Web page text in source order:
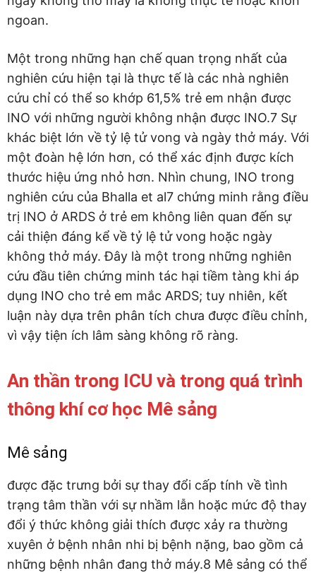
ngoan.
Một trong những hạn chế quan trọng nhất của
nghiên cứu hiện tại là thực tế là các nhà nghiên
cứu chỉ có thể so khớp 61,5% trẻ em nhận được
INO với những người không nhận được INO.7 Sự
khác biệt lớn về tỷ lệ tử vong và ngày thở máy. Với
một đoàn hệ lớn hơn, có thể xác định được kích
thước hiệu ứng nhỏ hơn. Nhìn chung, INO trong
nghiên cứu của Bhalla et al7 chứng minh rằng điều
trị INO ở ARDS ở trẻ em không liên quan đến sự
cải thiện đáng kể về tỷ lệ tử vong hoặc ngày
không thở máy. Đây là một trong những nghiên
cứu đầu tiên chứng minh tác hại tiềm tàng khi áp
dụng INO cho trẻ em mắc ARDS; tuy nhiên, kết
luận này dựa trên phân tích chưa được điều chỉnh,
vì vậy tiện ích lâm sàng không rõ ràng.
An thần trong ICU và trong quá trình
thông khí cơ học Mê sảng
Mê sảng
được đặc trưng bởi sự thay đổi cấp tính về tình
trạng tâm thần với sự nhầm lẫn hoặc mức độ thay
đổi ý thức không giải thích được xảy ra thường
xuyên ở bệnh nhân nhi bị bệnh nặng, bao gồm cả
những bệnh nhân đang thở máy.8 Mê sảng có thể